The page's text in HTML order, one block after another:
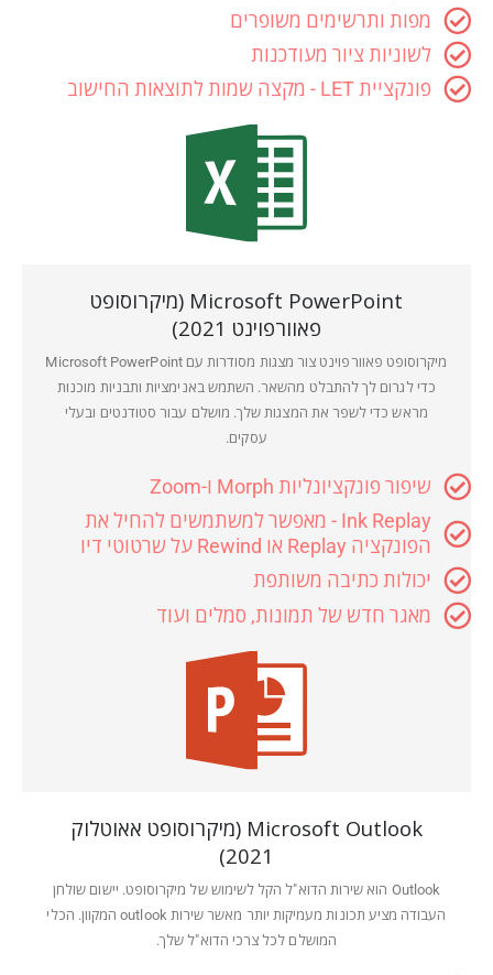
מפות ותרשימים משופרים
לשוניות ציור מעודכנות
פונקציית LET - מקצה שמות לתוצאות החישוב
Microsoft PowerPoint (מיקרוסופט
פאוורפוינט 2021)
מיקרוסופט פאוורפוינט צור מצגות מסודרות עם Microsoft PowerPoint
כדי לגרום לך להתבלט מהשאר. השתמש באנימציות ותבניות מוכנות
מראש כדי לשפר את המצגות שלך. מושלם עבור סטודנטים ובעלי
עסקים.
שיפור פונקציונליות Morph ו-Zoom
Ink Replay - מאפשר למשתמשים להחיל את
הפונקציה Replay או Rewind על שרטוטי דיו
יכולות כתיבה משותפת
מאגר חדש של תמונות, סמלים ועוד
Microsoft Outlook (מיקרוסופט אאוטלוק
2021)
Outlook הוא שירות הדוא"ל הקל לשימוש של מיקרוסופט. יישום שולחן
העבודה מציע תכונות מעמיקות יותר מאשר שירות outlook המקוון. הכלי
המושלם לכל צרכי הדוא"ל שלך.